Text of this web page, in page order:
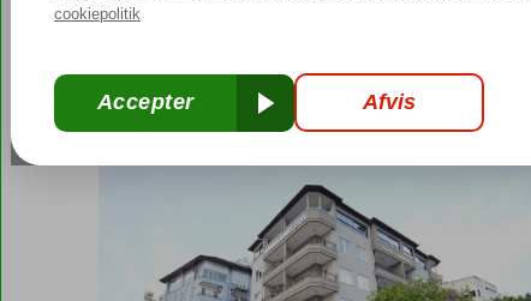
Havana Lejligheder
Uden pension-Lejlighed